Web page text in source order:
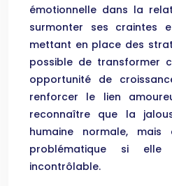
émotionnelle dans la
surmonter ses craintes
mettant en place des
possible de transformer
opportunité de
renforcer le lien
reconnaître que la
humaine normale, mais
problématique si
incontrôlable.